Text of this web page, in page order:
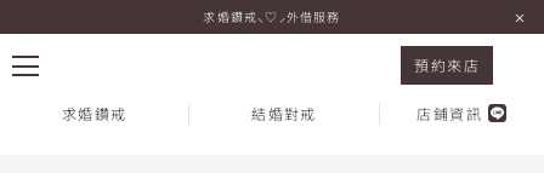
結婚對戒 FORTUNA SMM3 黃K金
求婚鑽戒⸜♡⸝外借服務
預約來店
求婚鑽戒 結婚對戒 店鋪資訊